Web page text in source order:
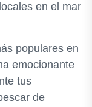
en el mar
populares en
emocionante
tus
de